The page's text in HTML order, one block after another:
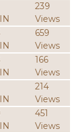
239
Views
659
Views
166
Views
214
Views
451
Views